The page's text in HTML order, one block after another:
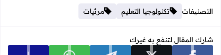
التصنيفات تكنولوجيا التعليم مرئيات
شارك المقال لتنفع به غيرك